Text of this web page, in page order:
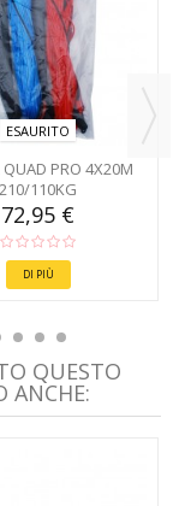
ESAURITO
QUAD PRO 4X20M
210/110KG
72,95 €
DI PIÙ
QUESTO
ANCHE: